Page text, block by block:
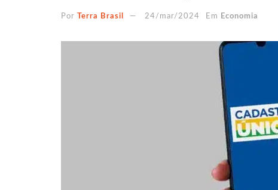
Por Terra Brasil 24/mar/2024 Em Economia